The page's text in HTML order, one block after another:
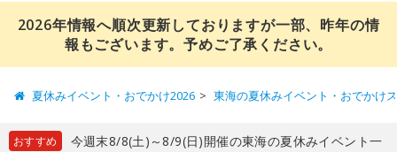
2026年情報へ順次更新しておりますが一部、昨年の情
報もございます。予めご了承ください。
夏休みイベント・おでかけ2026 東海の夏休みイベント・おでかけ
おすすめ
今週末8/8(土)～8/9(日)開催の東海の夏休みイベント一